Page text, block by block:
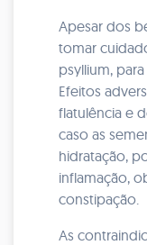
Apesar dos
tomar
psyllium,
Efeitos
flatulência e
caso as
hidratação,
inflamação,
constipação.
As